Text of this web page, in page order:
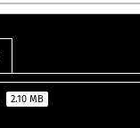
2.10 MB